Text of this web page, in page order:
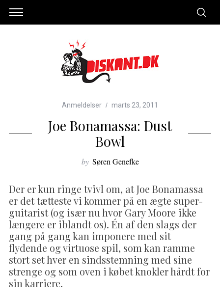
Anmeldelser marts 23, 2011
Joe Bonamassa: Dust
Bowl
by Søren Genefke
Der er kun ringe tvivl om, at Joe Bonamassa
er det tætteste vi kommer på en ægte super-
guitarist (og især nu hvor Gary Moore ikke
længere er iblandt os). Én af den slags der
gang på gang kan imponere med sit
flydende og virtuose spil, som kan ramme
stort set hver en sindsstemning med sine
strenge og som oven i købet knokler hårdt for
sin karriere.